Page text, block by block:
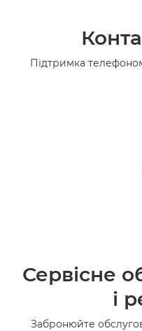
Підтримка
Сервісне
і
Забронюйте